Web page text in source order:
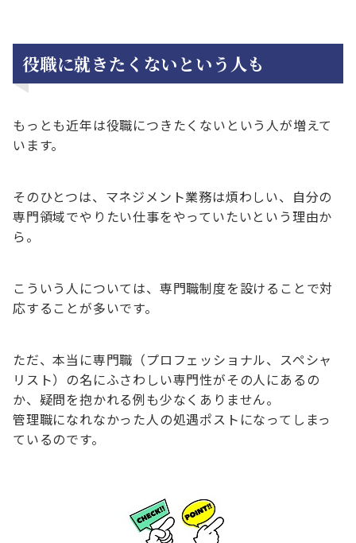
役職に就きたくないという人も
もっとも近年は役職につきたくないという人が増えて
います。
そのひとつは、マネジメント業務は煩わしい、自分の
専門領域でやりたい仕事をやっていたいという理由か
ら。
こういう人については、専門職制度を設けることで対
応することが多いです。
ただ、本当に専門職（プロフェッショナル、スペシャ
リスト）の名にふさわしい専門性がその人にあるの
か、疑問を抱かれる例も少なくありません。
管理職になれなかった人の処遇ポストになってしまっ
ているのです。